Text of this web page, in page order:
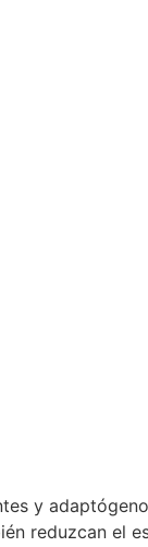
y
reduzcan el